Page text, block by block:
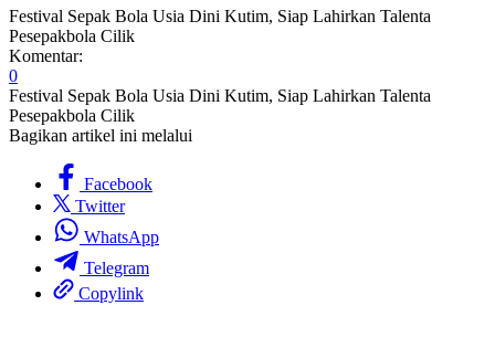
Festival Sepak Bola Usia Dini Kutim, Siap Lahirkan Talenta
Pesepakbola Cilik
Komentar:
0
Festival Sepak Bola Usia Dini Kutim, Siap Lahirkan Talenta
Pesepakbola Cilik
Bagikan artikel ini melalui
Facebook
Twitter
WhatsApp
Telegram
Copylink